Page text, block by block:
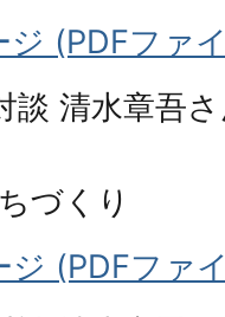
ジ (PDFファ
談 清水章吾
づくり
ジ (PDFファ